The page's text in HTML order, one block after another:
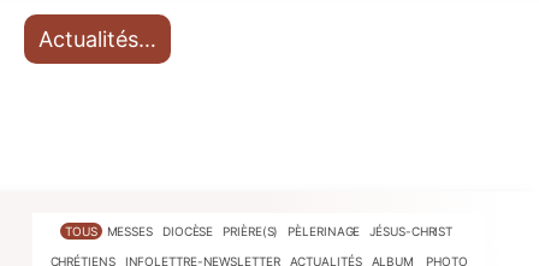
Actualités…
TOUS MESSES DIOCÈSE PRIÈRE(S) PÈLERINAGE JÉSUS-CHRIST
CHRÉTIENS INFOLETTRE-NEWSLETTER ACTUALITÉS ALBUM PHOTO